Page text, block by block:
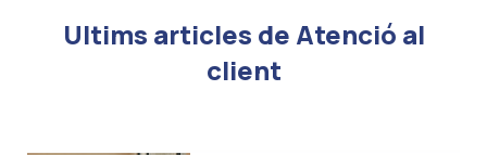
Ultims articles de Atenció al
client